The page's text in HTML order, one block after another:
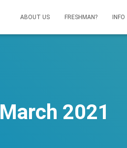
ABOUT US FRESHMAN? INFO
March 2021